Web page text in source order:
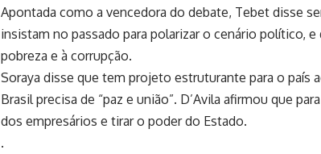
Apontada como a vencedora do debate, Tebet disse
insistam no passado para polarizar o cenário político,
pobreza e à corrupção.
Soraya disse que tem projeto estruturante para o país
Brasil precisa de “paz e união”. D’Avila afirmou que
dos empresários e tirar o poder do Estado.
.